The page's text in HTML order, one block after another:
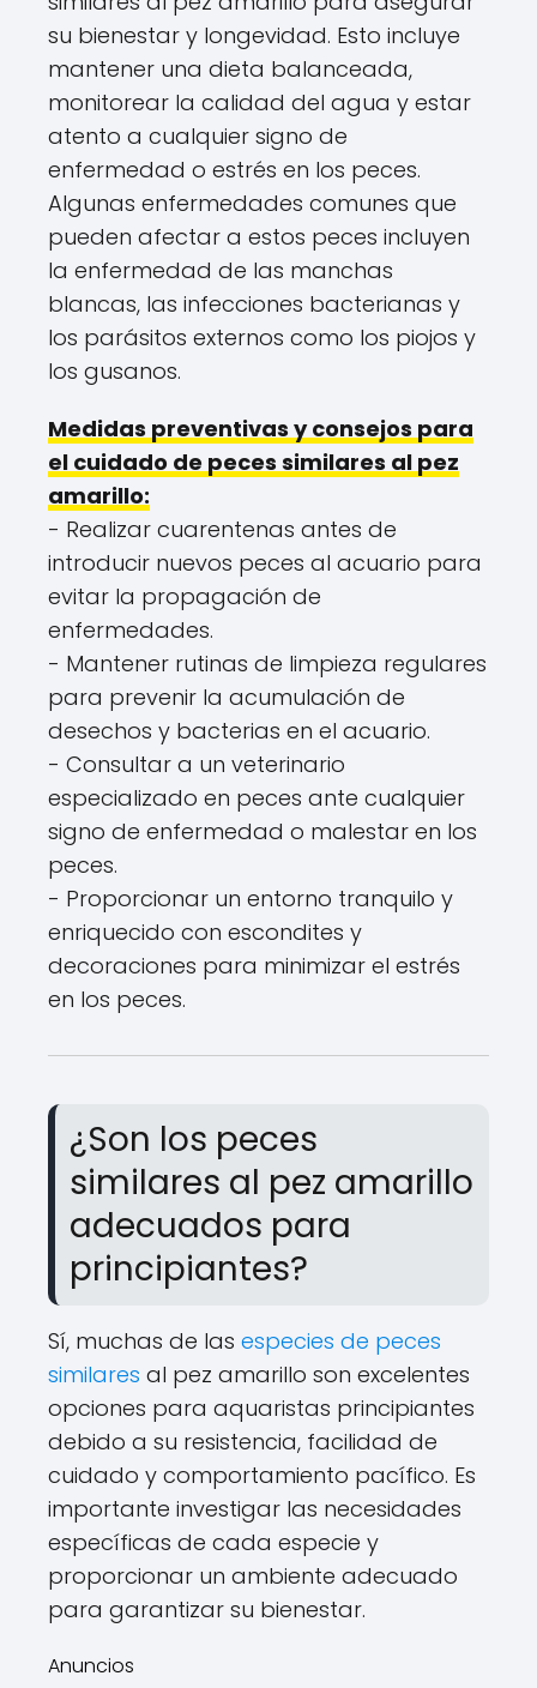
su bienestar y longevidad. Esto incluye
mantener una dieta balanceada,
monitorear la calidad del agua y estar
atento a cualquier signo de
enfermedad o estrés en los peces.
Algunas enfermedades comunes que
pueden afectar a estos peces incluyen
la enfermedad de las manchas
blancas, las infecciones bacterianas y
los parásitos externos como los piojos y
los gusanos.
Medidas preventivas y consejos para
el cuidado de peces similares al pez
amarillo:
- Realizar cuarentenas antes de
introducir nuevos peces al acuario para
evitar la propagación de
enfermedades.
- Mantener rutinas de limpieza regulares
para prevenir la acumulación de
desechos y bacterias en el acuario.
- Consultar a un veterinario
especializado en peces ante cualquier
signo de enfermedad o malestar en los
peces.
- Proporcionar un entorno tranquilo y
enriquecido con escondites y
decoraciones para minimizar el estrés
en los peces.
¿Son los peces
similares al pez amarillo
adecuados para
principiantes?
Sí, muchas de las especies de peces
similares al pez amarillo son excelentes
opciones para aquaristas principiantes
debido a su resistencia, facilidad de
cuidado y comportamiento pacífico. Es
importante investigar las necesidades
específicas de cada especie y
proporcionar un ambiente adecuado
para garantizar su bienestar.
Anuncios